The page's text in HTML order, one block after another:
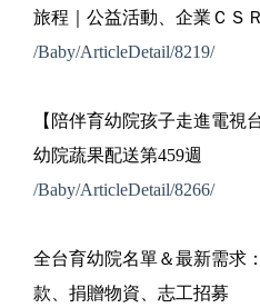
旅程｜公益活動、企業ＣＳＲ
/Baby/ArticleDetail/8219/
【陪伴育幼院孩子走進電
幼院蔬果配送第459週
/Baby/ArticleDetail/8266/
全台育幼院名單＆最新需求
款、捐贈物資、志工招募